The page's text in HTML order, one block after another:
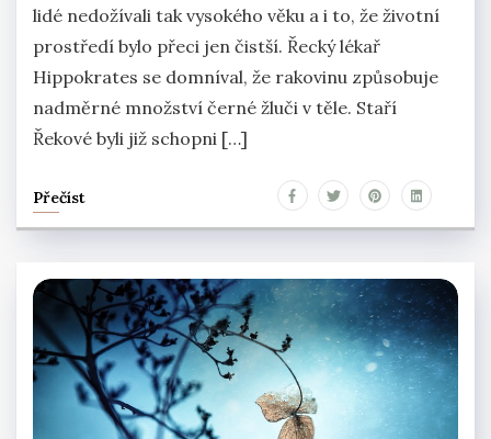
lidé nedožívali tak vysokého věku a i to, že životní
prostředí bylo přeci jen čistší. Řecký lékař
Hippokrates se domníval, že rakovinu způsobuje
nadměrné množství černé žluči v těle. Staří
Řekové byli již schopni […]
Přečíst